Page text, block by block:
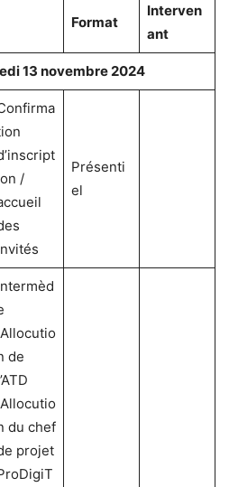
Format
Interven
ant
13 novembre 2024
/
Présenti
el
Allocutio
de
Allocutio
du chef
projet